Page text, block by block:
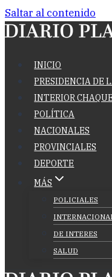
Saltar al contenido
INICIO
PRESIDENCIA DE
INTERIOR
POLÍTICA
NACIONALES
PROVINCIALES
DEPORTE
MÁS
POLICIALES
DE INTERES
SALUD